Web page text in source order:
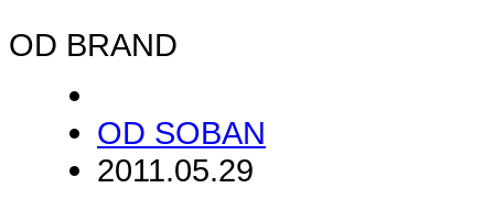
OD BRAND
OD SOBAN
2011.05.29